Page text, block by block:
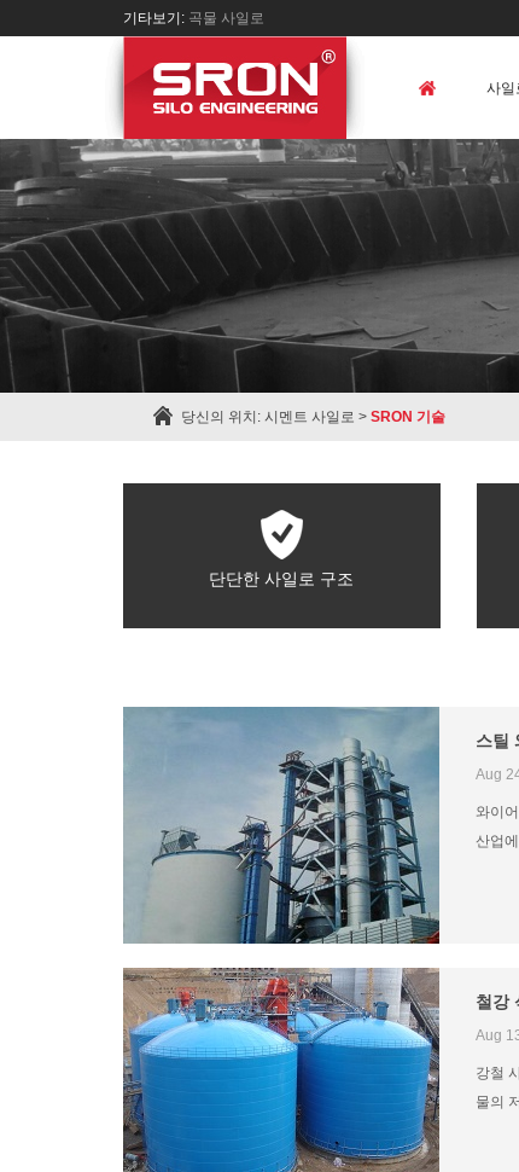
기타보기: 곡물 사일로
사일
당신의 위치: 시멘트 사일로 > SRON 기술
단단한 사일로 구조
스틸
Aug
와이
산업
철강
Aug
강철
물의